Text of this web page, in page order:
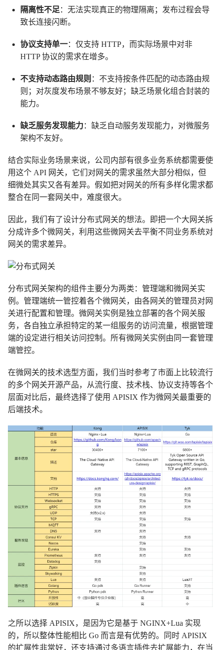
隔离性不足 ：无法实现真正的物理隔离；发布过程会导
致长连接闪断。
协议支持单一：仅支持 HTTP，而实际场景中对非
HTTP 协议的需求在增多。
不支持动态路由规则 ：不支持按条件匹配的动态路由规
则；对灰度发布场景不够友好；缺乏场景化组合封装的
能力。
缺乏服务发现能力：缺乏自动服务发现能力，对微服务
架构不友好。
结合实际业务场景来说，公司内部有很多业务系统都需要使
用这个 API 网关，它们对网关的需求虽然大部分相似，但
细微处其实又各有差异。假如把对网关的所有多样化需求都
整合在同一套网关中，难度很大。
因此，我们有了设计分布式网关的想法。即把一个大网关拆
分成许多个微网关，利用这些微网关去平衡不同业务系统对
网关的需求差异。
分布式网关架构的组件主要分为两类：管理端和微网关实
例。管理端统一管控着各个微网关，由各网关的管理员对网
关进行配置和管理。微网关实例是独立部署的各个网关服
务，各自独立承担特定的某一组服务的访问流量，根据管理
端的设定进行相关访问控制。所有微网关实例由同一套管理
端管控。
在微网关的技术选型方面，我们当时参考了市面上比较流行
的多个网关开源产品，从流行度、技术栈、协议支持等各个
层面对比后，最终选择了使用 APISIX 作为微网关最重要的
后端技术。
之所以选择 APISIX，是因为它是基于 NGINX+Lua 实现
的，所以整体性能相比 Go 而言是有优势的。同时 APISIX
的扩展性非常好，还支持通过多语言插件去扩展能力，在当